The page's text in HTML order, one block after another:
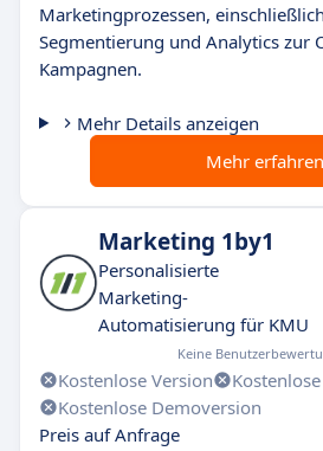
Marketingprozessen,
Segmentierung und Analytics zur
Kampagnen.
Mehr Details anzeigen
Mehr erfahren
Marketing 1by1
Personalisierte
Marketing-
Automatisierung für KMU
Keine
Kostenlose Version
Kostenlose Demoversion
Preis auf Anfrage